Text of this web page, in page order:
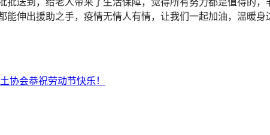
伸出援助之手，疫情无情人有情，让我们一起加油，温暖身
协会恭祝劳动节快乐！